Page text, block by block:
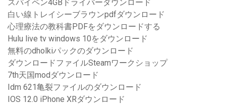
スパイペン4GBドライバーダウンロード
白い線トレイシーブラウンpdfダウンロード
心理療法の教科書PDFをダウンロードする
Hulu live tv windows 10をダウンロード
無料のdholkiパックのダウンロード
ダウンロードファイルSteamワークショップ
7th天国modダウンロード
Idm 621亀裂ファイルのダウンロード
IOS 12.0 iPhone XRダウンロード